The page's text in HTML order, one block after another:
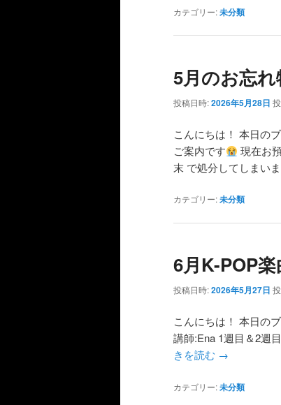
カテゴリー:未分類
5月のお忘れ
投稿日時:2026年5月28日
こんにちは！ 本日の
ご案内です
現在お
末 で処分してしまい
カテゴリー:未分類
6月K-POP
投稿日時:2026年5月27日
こんにちは！ 本日の
講師:Ena 1週目＆2週
きを読む →
カテゴリー:未分類